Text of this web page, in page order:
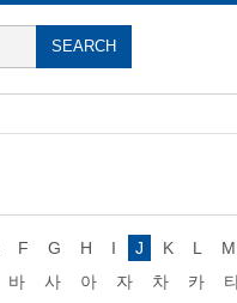
F G H I J K L M
바 사 아 자 차 카